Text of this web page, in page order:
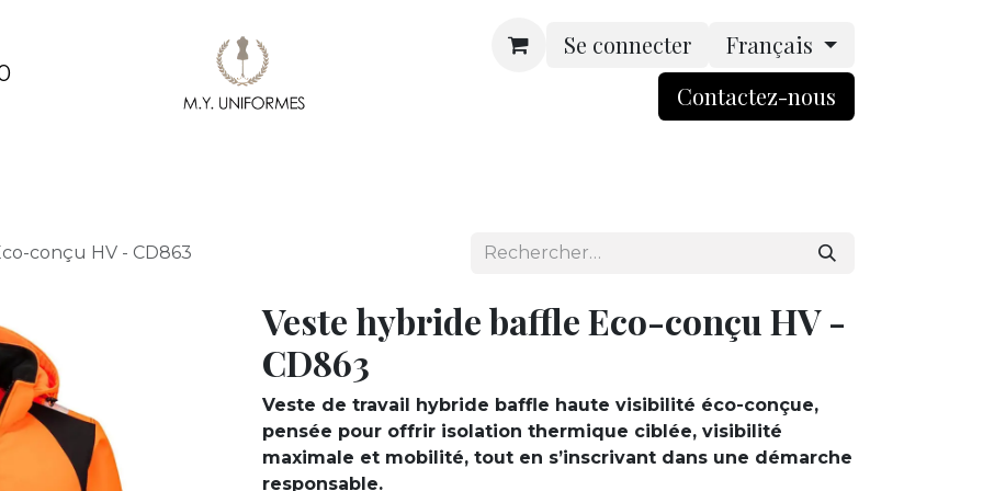
Se connecter
Français
Contactez-nou​​​​s​​
conçu HV - CD863
Veste hybride baffle Eco-conçu HV -
CD863
Veste de travail hybride baffle haute visibilité éco-conçue,
pensée pour offrir isolation thermique ciblée, visibilité
maximale et mobilité, tout en s’inscrivant dans une démarche
responsable.